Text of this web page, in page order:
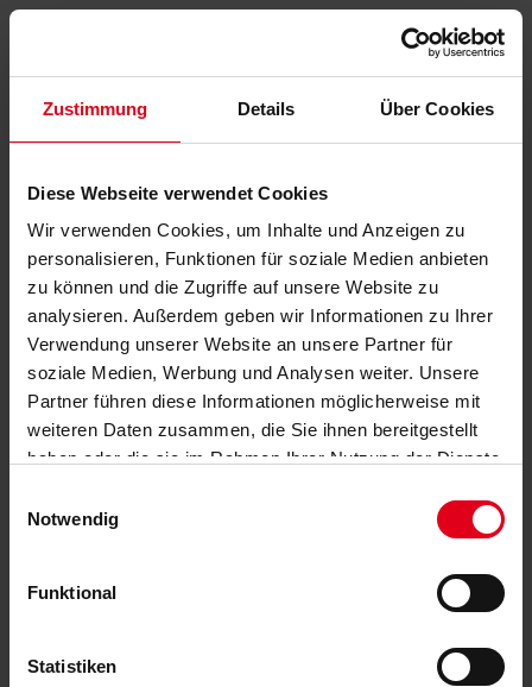
Zustimmung Details Über Cookies
Diese Webseite verwendet Cookies
Wir verwenden Cookies, um Inhalte und Anzeigen zu
personalisieren, Funktionen für soziale Medien anbieten
zu können und die Zugriffe auf unsere Website zu
analysieren. Außerdem geben wir Informationen zu Ihrer
Verwendung unserer Website an unsere Partner für
soziale Medien, Werbung und Analysen weiter. Unsere
Partner führen diese Informationen möglicherweise mit
weiteren Daten zusammen, die Sie ihnen bereitgestellt
haben oder die sie im Rahmen Ihrer Nutzung der Dienste
Notwendig
Funktional
Statistiken